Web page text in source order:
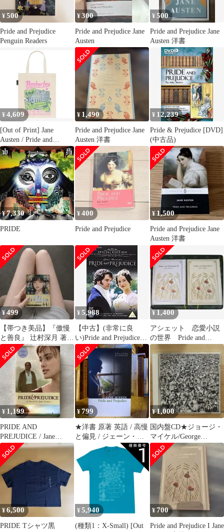
¥500
Pride and Prejudice
Penguin Readers
¥300
Pride and Prejudice Jane
Austen
¥500
Pride and Prejudice Jane
Austen 洋書
¥ 4,609
[Out of Print] Jane
Austen / Pride and
Prejudice - Pemberley
Tote Bag - 高慢と偏見
トートバッグ
¥ 1,490
Pride and Prejudice Jane
Austen 洋書
¥ 12,239
Pride & Prejudice [DVD]
(中古品)
¥7,330
PRIDE
¥400
Pride and Prejudice
¥1,500
Pride and Prejudice Jane
Austen 洋書
¥499
【帯つき美品】『傲慢
と善良』 辻村深月 著
【婚活中の方に特にオ
ススメ】
¥5,988
【中古】(非常に良
い)Pride and Prejudice
Special Edition [Import
anglais]
¥ 1,400
アシェット 恋愛小説
の世界 Pride and
Prejudice 2巻セット
¥ 1,199
PRIDE AND
PREJUDICE / Jane
Austen
¥799
★洋書 原著 英語 / 高慢
と偏見 / ジェーン・オ
ースティン
¥1,000
国内盤CD★ジョージ・
マイケル/George
Michael■ LITSEN
WITHOUT PREJUDICE
VOL.1
【ESCA5160/498801051
6024】W50101
¥6,500
PRIDE Tシャツ黒
¥ 5,940
(種類1：X-Small) [Out
¥700
Pride and Prejudice I Jane